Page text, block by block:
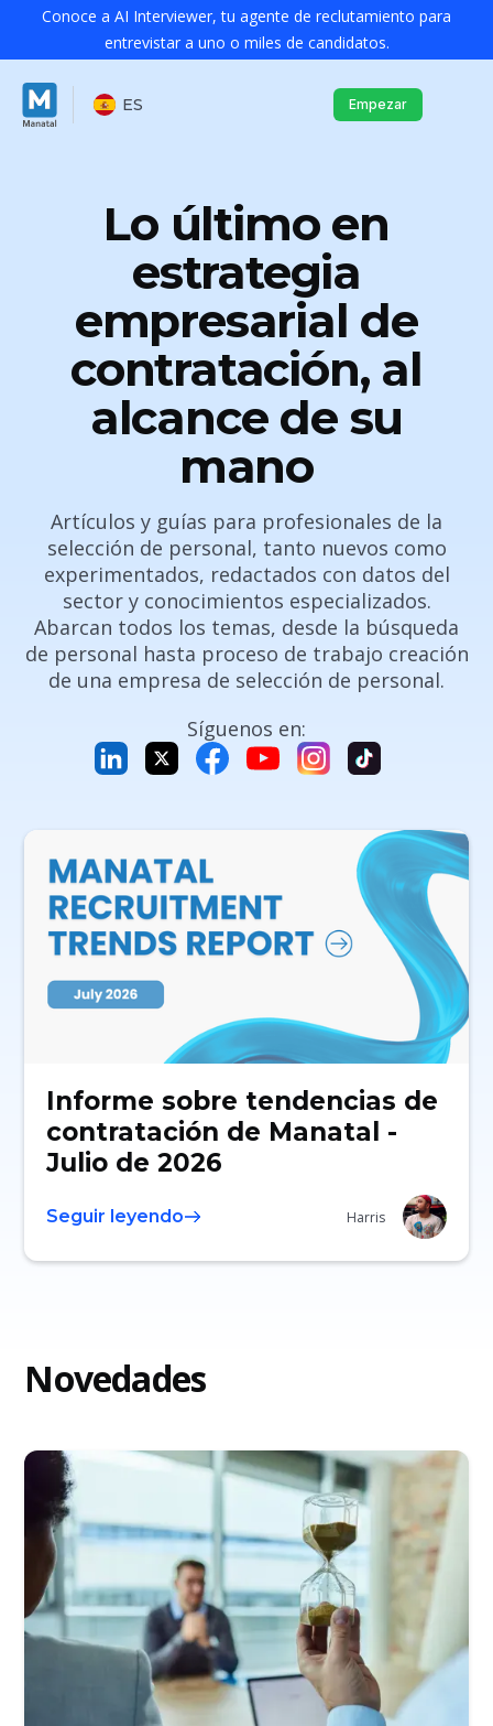
Conoce a AI Interviewer, tu agente de reclutamiento para
entrevistar a uno o miles de candidatos.
ES Empezar
Lo último en
estrategia
empresarial de
contratación, al
alcance de su
mano
Artículos y guías para profesionales de la
selección de personal, tanto nuevos como
experimentados, redactados con datos del
sector y conocimientos especializados.
Abarcan todos los temas, desde la búsqueda
de personal hasta proceso de trabajo creación
de una empresa de selección de personal.
Síguenos en:
Informe sobre tendencias de
contratación de Manatal -
Julio de 2026
Seguir leyendo Harris
Novedades